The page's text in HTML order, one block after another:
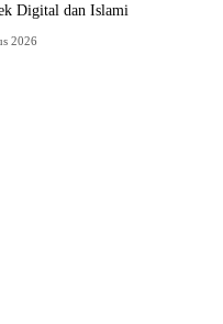
Digital dan Islami
2026